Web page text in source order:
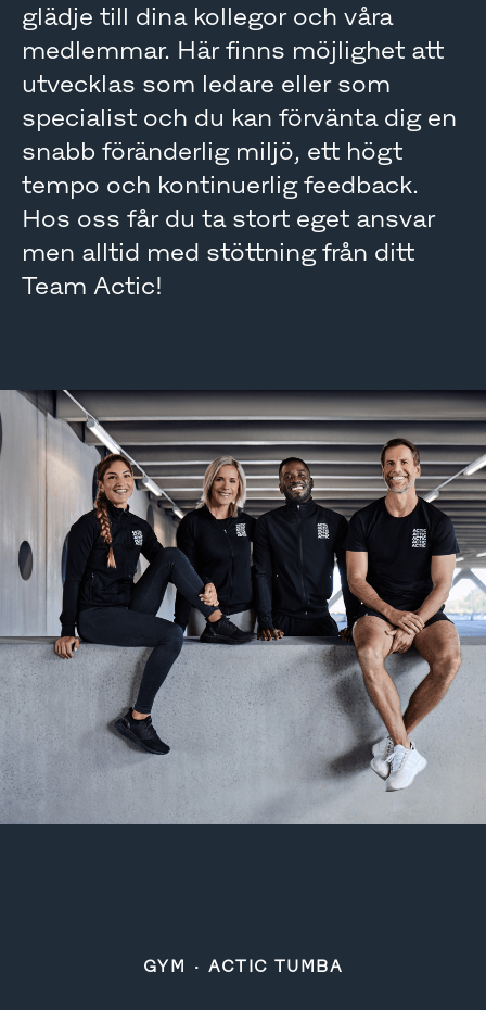
glädje till dina kollegor och våra
medlemmar. Här finns möjlighet att
utvecklas som ledare eller som
specialist och du kan förvänta dig en
snabb föränderlig miljö, ett högt
tempo och kontinuerlig feedback.
Hos oss får du ta stort eget ansvar
men alltid med stöttning från ditt
Team Actic!
GYM · ACTIC TUMBA